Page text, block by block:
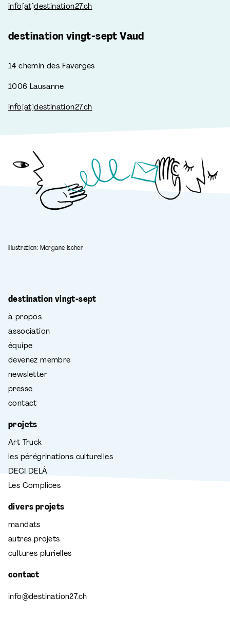
info[at]destination27.ch
destination vingt-sept Vaud
14 chemin des Faverges
1006 Lausanne
info[at]destination27.ch
Illustration: Morgane Ischer
destination vingt-sept
à propos
association
équipe
devenez membre
newsletter
presse
contact
projets
Art Truck
les pérégrinations culturelles
DECI DELÀ
Les Complices
divers projets
mandats
autres projets
cultures plurielles
contact
info@destination27.ch